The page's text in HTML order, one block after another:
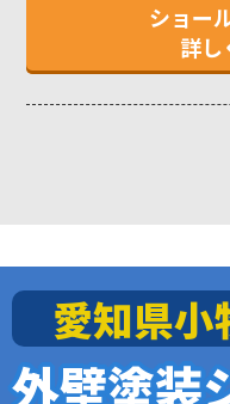
ショー
詳し
愛知県
外壁塗装